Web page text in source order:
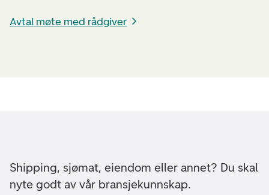
Avtal møte med rådgiver
Shipping, sjømat, eiendom eller annet? Du skal
nyte godt av vår bransjekunnskap.